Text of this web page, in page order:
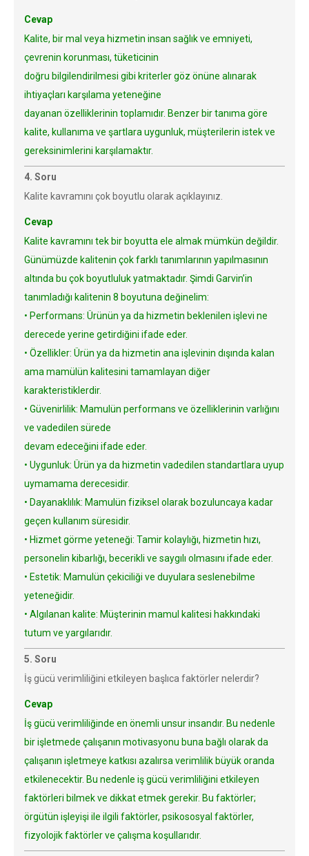
Cevap
Kalite, bir mal veya hizmetin insan sağlık ve emniyeti,
çevrenin korunması, tüketicinin
doğru bilgilendirilmesi gibi kriterler göz önüne alınarak
ihtiyaçları karşılama yeteneğine
dayanan özelliklerinin toplamıdır. Benzer bir tanıma göre
kalite, kullanıma ve şartlara uygunluk, müşterilerin istek ve
gereksinimlerini karşılamaktır.
4. Soru
Kalite kavramını çok boyutlu olarak açıklayınız.
Cevap
Kalite kavramını tek bir boyutta ele almak mümkün değildir.
Günümüzde kalitenin çok farklı tanımlarının yapılmasının
altında bu çok boyutluluk yatmaktadır. Şimdi Garvin’in
tanımladığı kalitenin 8 boyutuna değinelim:
• Performans: Ürünün ya da hizmetin beklenilen işlevi ne
derecede yerine getirdiğini ifade eder.
• Özellikler: Ürün ya da hizmetin ana işlevinin dışında kalan
ama mamülün kalitesini tamamlayan diğer
karakteristiklerdir.
• Güvenirlilik: Mamulün performans ve özelliklerinin varlığını
ve vadedilen sürede
devam edeceğini ifade eder.
• Uygunluk: Ürün ya da hizmetin vadedilen standartlara uyup
uymamama derecesidir.
• Dayanaklılık: Mamulün fiziksel olarak bozuluncaya kadar
geçen kullanım süresidir.
• Hizmet görme yeteneği: Tamir kolaylığı, hizmetin hızı,
personelin kibarlığı, becerikli ve saygılı olmasını ifade eder.
• Estetik: Mamulün çekiciliği ve duyulara seslenebilme
yeteneğidir.
• Algılanan kalite: Müşterinin mamul kalitesi hakkındaki
tutum ve yargılarıdır.
5. Soru
İş gücü verimliliğini etkileyen başlıca faktörler nelerdir?
Cevap
İş gücü verimliliğinde en önemli unsur insandır. Bu nedenle
bir işletmede çalışanın motivasyonu buna bağlı olarak da
çalışanın işletmeye katkısı azalırsa verimlilik büyük oranda
etkilenecektir. Bu nedenle iş gücü verimliliğini etkileyen
faktörleri bilmek ve dikkat etmek gerekir. Bu faktörler;
örgütün işleyişi ile ilgili faktörler, psikososyal faktörler,
fizyolojik faktörler ve çalışma koşullarıdır.